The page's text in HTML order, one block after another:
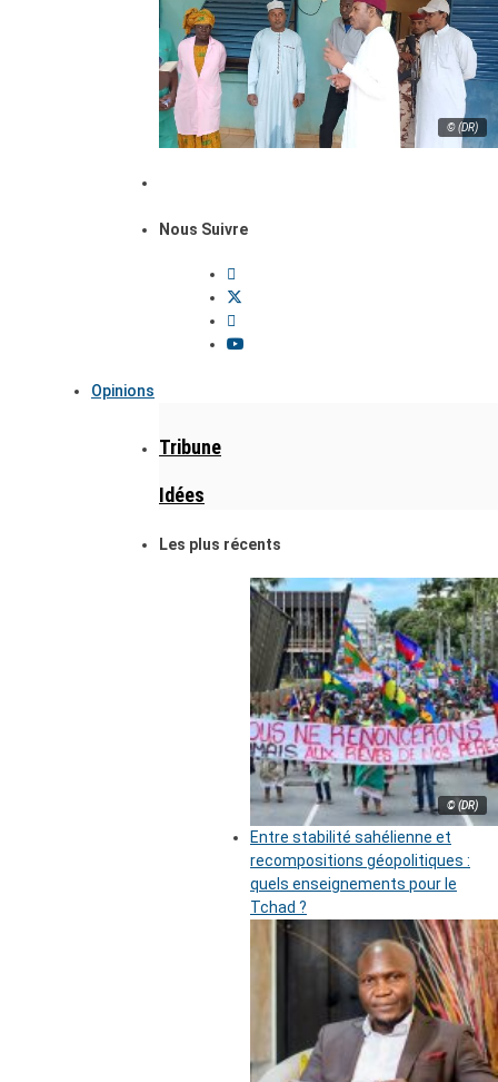
© (DR)
Nous Suivre
Opinions
Tribune
Idées
Les plus récents
© (DR)
Entre stabilité sahélienne et
recompositions géopolitiques :
quels enseignements pour le
Tchad ?